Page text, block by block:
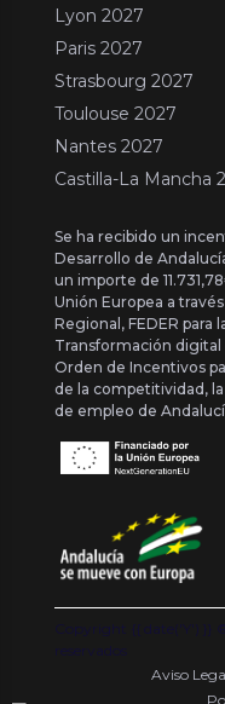
Lyon 2027
Paris 2027
Strasbourg 2027
Toulouse 2027
Nantes 2027
Castilla-La Mancha
Se ha recibido un
Desarrollo de
un importe de
Unión Europea a
Regional, FEDER para
Transformación digital
Orden de Incentivos
de la competitividad,
de empleo de
Copyright {{ date('Y') }}
reservados
Aviso